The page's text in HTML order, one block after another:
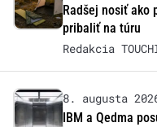
Radšej nosiť ako
pribaliť na túru
Redakcia
8. augusta
IBM a Qedma